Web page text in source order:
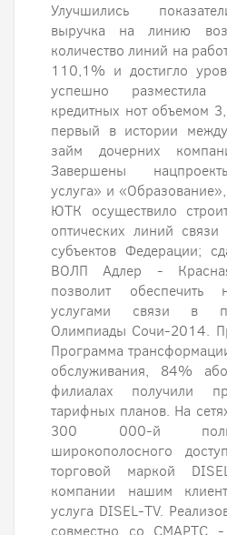
Улучшились
выручка на линию
количество линий на
110,1% и достигло
успешно разместила
кредитных нот объемом
первый в истории
займ дочерних
Завершены
услуга» и
ЮТК осуществило
оптических линий
субъектов Федерации;
ВОЛП Адлер -
позволит обеспечить
услугами связи в
Олимпиады Сочи-2014.
Программа
обслуживания, 84%
филиалах получили
тарифных планов. На
300 000-й
широкополосного
торговой маркой
компании нашим
услуга DISEL-TV.
совместно со СМАРТС